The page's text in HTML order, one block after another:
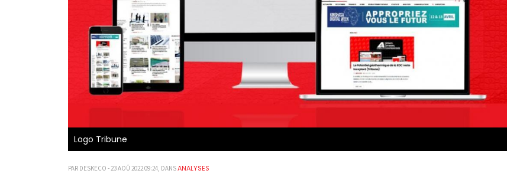
Logo Tribune
PAR DESKECO - 23 AOÛ 2022 09:24, DANSANALYSES